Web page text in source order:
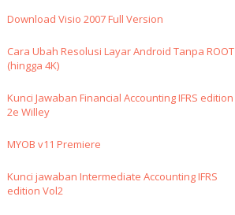
Download Visio 2007 Full Version
Cara Ubah Resolusi Layar Android Tanpa ROOT
(hingga 4K)
Kunci Jawaban Financial Accounting IFRS edition
2e Willey
MYOB v11 Premiere
Kunci jawaban Intermediate Accounting IFRS
edition Vol2